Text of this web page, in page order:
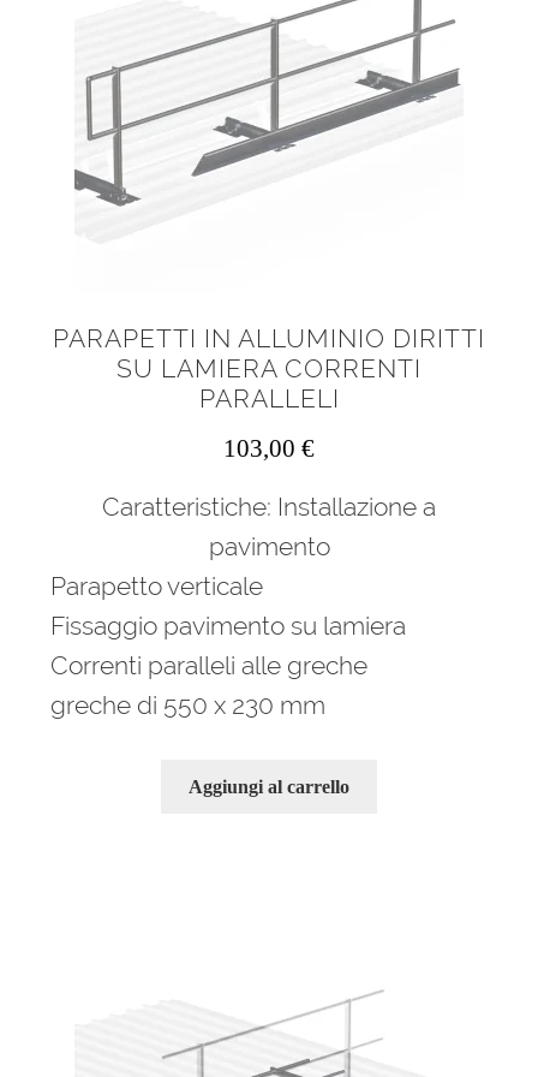
PARAPETTI IN ALLUMINIO DIRITTI
SU LAMIERA CORRENTI
PARALLELI
103,00 €
Caratteristiche: Installazione a
pavimento
Parapetto verticale
Fissaggio pavimento su lamiera
Correnti paralleli alle greche
greche di 550 x 230 mm
Aggiungi al carrello